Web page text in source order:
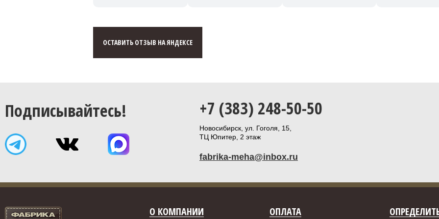
ОСТАВИТЬ ОТЗЫВ НА ЯНДЕКСЕ
Подписывайтесь! +7 (383) 248-50-50
Новосибирск, ул. Гоголя, 15,
ТЦ Юпитер, 2 этаж
fabrika-meha@inbox.ru
О КОМПАНИИ ОПЛАТА